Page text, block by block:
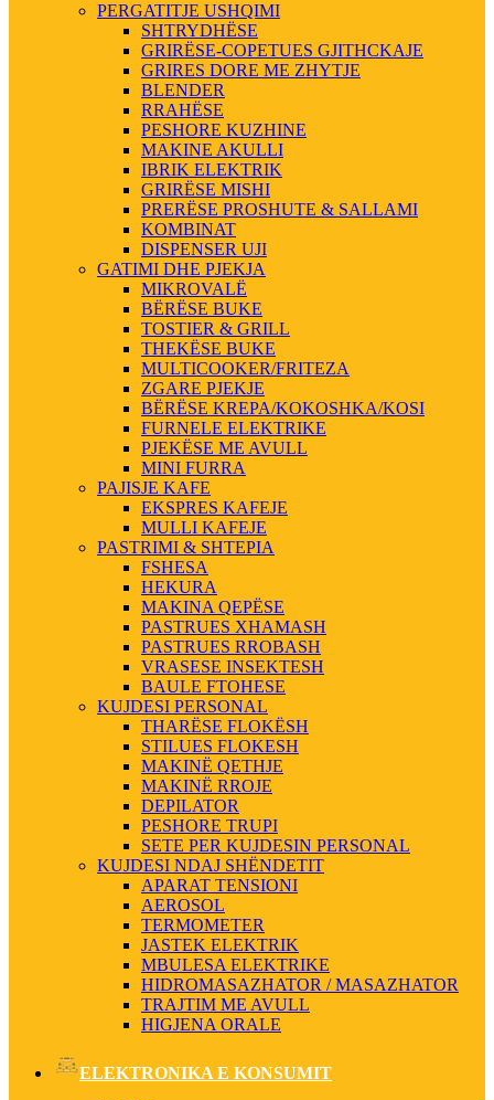
PERGATITJE USHQIMI
SHTRYDHËSE
GRIRËSE-COPETUES GJITHCKAJE
GRIRES DORE ME ZHYTJE
BLENDER
RRAHËSE
PESHORE KUZHINE
MAKINE AKULLI
IBRIK ELEKTRIK
GRIRËSE MISHI
PRERËSE PROSHUTE & SALLAMI
KOMBINAT
DISPENSER UJI
GATIMI DHE PJEKJA
MIKROVALË
BËRËSE BUKE
TOSTIER & GRILL
THEKËSE BUKE
MULTICOOKER/FRITEZA
ZGARE PJEKJE
BËRËSE KREPA/KOKOSHKA/KOSI
FURNELE ELEKTRIKE
PJEKËSE ME AVULL
MINI FURRA
PAJISJE KAFE
EKSPRES KAFEJE
MULLI KAFEJE
PASTRIMI & SHTEPIA
FSHESA
HEKURA
MAKINA QEPËSE
PASTRUES XHAMASH
PASTRUES RROBASH
VRASESE INSEKTESH
BAULE FTOHESE
KUJDESI PERSONAL
THARËSE FLOKËSH
STILUES FLOKESH
MAKINË QETHJE
MAKINË RROJE
DEPILATOR
PESHORE TRUPI
SETE PER KUJDESIN PERSONAL
KUJDESI NDAJ SHËNDETIT
APARAT TENSIONI
AEROSOL
TERMOMETER
JASTEK ELEKTRIK
MBULESA ELEKTRIKE
HIDROMASAZHATOR / MASAZHATOR
TRAJTIM ME AVULL
HIGJENA ORALE
ELEKTRONIKA E KONSUMIT